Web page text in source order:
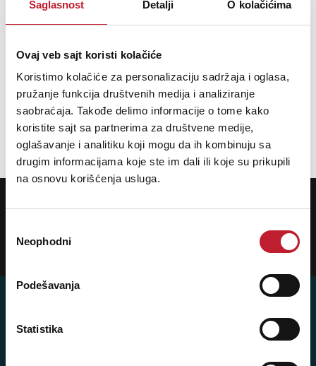
Saglasnost Detalji O kolačićima
Ovaj veb sajt koristi kolačiće
Koristimo kolačiće za personalizaciju sadržaja i oglasa,
pružanje funkcija društvenih medija i analiziranje
saobraćaja. Takođe delimo informacije o tome kako
koristite sajt sa partnerima za društvene medije,
oglašavanje i analitiku koji mogu da ih kombinuju sa
drugim informacijama koje ste im dali ili koje su prikupili
na osnovu korišćenja usluga.
сагласности
Neophodni
Podešavanja
Statistika
Šifra: 12435
PROVJERITE DOSTUPNOST
Ukupno: 2
« 1
Ukoliko želite da dobijete najnovije informacije o novitetima i popustima,
Prijavi